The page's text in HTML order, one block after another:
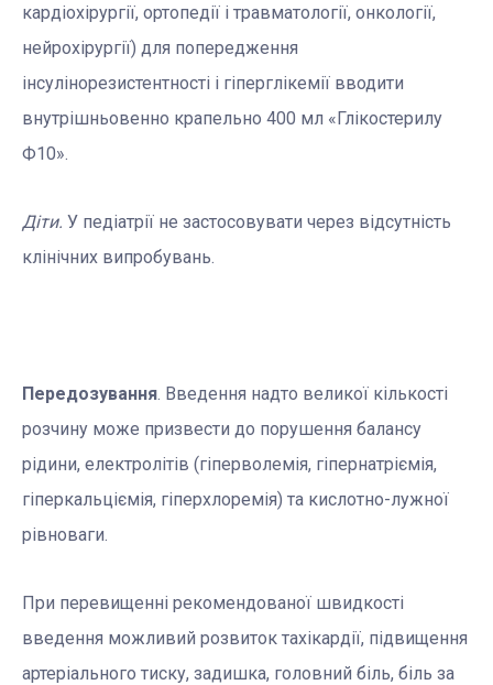
кардіохірургії, ортопедії і травматології, онкології,
нейрохірургії) для попередження
інсулінорезистентності і гіперглікемії вводити
внутрішньовенно крапельно 400 мл «Глікостерилу
Ф10».
Діти. У педіатрії не застосовувати через відсутність
клінічних випробувань.
Передозування. Введення надто великої кількості
розчину може призвести до порушення балансу
рідини, електролітів (гіперволемія, гіпернатріємія,
гіперкальціємія, гіперхлоремія) та кислотно-лужної
рівноваги.
При перевищенні рекомендованої швидкості
введення можливий розвиток тахікардії, підвищення
артеріального тиску, задишка, головний біль, біль за